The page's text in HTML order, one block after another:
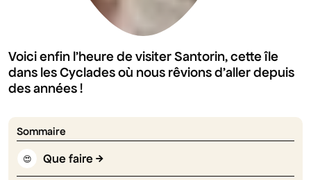
Voici enfin l'heure de visiter Santorin, cette île
dans les Cyclades où nous rêvions d'aller depuis
des années !
Sommaire
😍 Que faire